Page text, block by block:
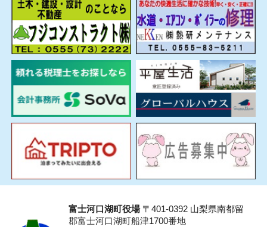
富士河口湖町役場〒401-0392 山梨県南都留
郡富士河口湖町船津1700番地